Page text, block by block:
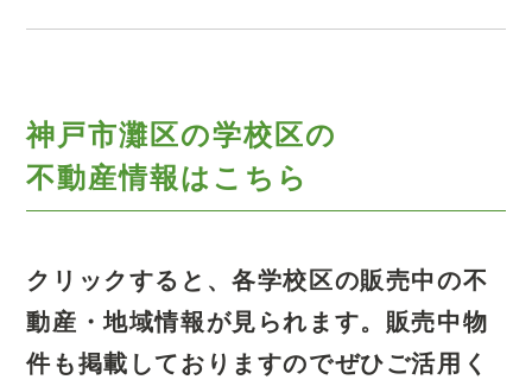
神戸市灘区の学校区の
不動産情報はこちら
クリックすると、各学校区の販売中の不
動産・地域情報が見られます。 販売中物
件も掲載しておりますのでぜひご活用く